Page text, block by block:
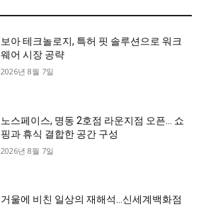
보아 테크놀로지, 특허 핏 솔루션으로 워크
웨어 시장 공략
2026년 8월 7일
노스페이스, 명동 2호점 라운지점 오픈… 쇼
핑과 휴식 결합한 공간 구성
2026년 8월 7일
거울에 비친 일상의 재해석…신세계백화점